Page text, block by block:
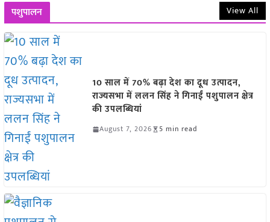
पशुपालन View All
10 साल में 70% बढ़ा देश का दूध उत्पादन,
राज्यसभा में ललन सिंह ने गिनाईं पशुपालन क्षेत्र
की उपलब्धियां
August 7, 2026 5 min read